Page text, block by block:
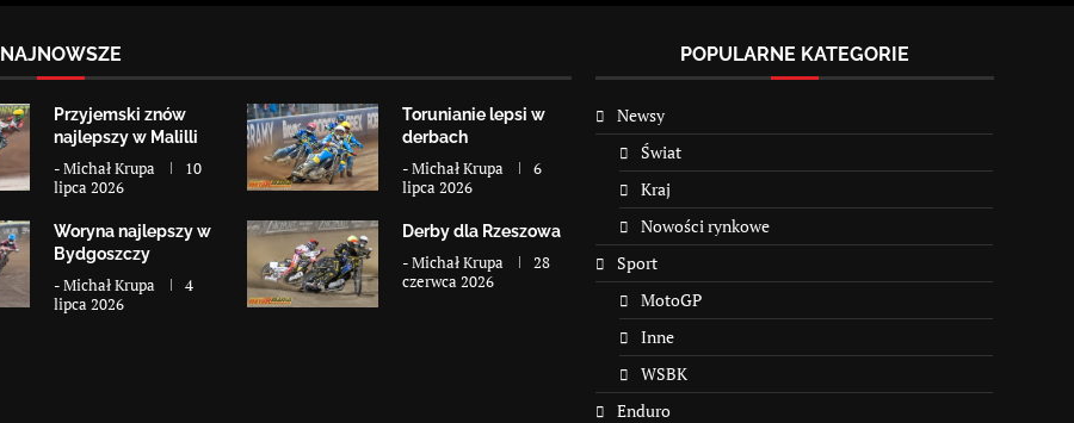
NAJNOWSZE
Przyjemski znów
najlepszy w Malilli
-Michał Krupa
10
lipca 2026
Torunianie lepsi w
derbach
-Michał Krupa
6
lipca 2026
Woryna najlepszy w
Bydgoszczy
-Michał Krupa
4
lipca 2026
Derby dla Rzeszowa
-Michał Krupa
28
czerwca 2026
POPULARNE KATEGORIE
Newsy
Świat
Kraj
Nowości rynkowe
Sport
MotoGP
Inne
WSBK
Enduro